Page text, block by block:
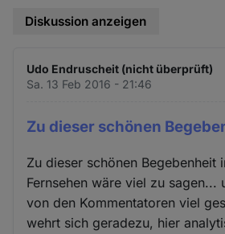
Diskussion anzeigen
Udo Endruscheit (nicht überprüft)
Sa. 13 Feb 2016 - 21:46
Zu dieser schönen
Zu dieser schönen Begebenheit
Fernsehen wäre viel zu sagen...
von den Kommentatoren viel
wehrt sich geradezu, hier